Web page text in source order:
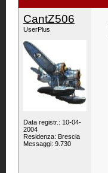
CantZ506
UserPlus
Data registr.: 10-04-
2004
Residenza: Brescia
Messaggi: 9.730